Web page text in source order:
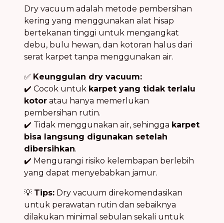
Dry vacuum adalah metode pembersihan
kering yang menggunakan alat hisap
bertekanan tinggi untuk mengangkat
debu, bulu hewan, dan kotoran halus dari
serat karpet tanpa menggunakan air.
✅ Keunggulan dry vacuum:
✔️ Cocok untuk karpet yang tidak terlalu
kotor atau hanya memerlukan
pembersihan rutin.
✔️ Tidak menggunakan air, sehingga karpet
bisa langsung digunakan setelah
dibersihkan.
✔️ Mengurangi risiko kelembapan berlebih
yang dapat menyebabkan jamur.
💡 Tips: Dry vacuum direkomendasikan
untuk perawatan rutin dan sebaiknya
dilakukan minimal sebulan sekali untuk